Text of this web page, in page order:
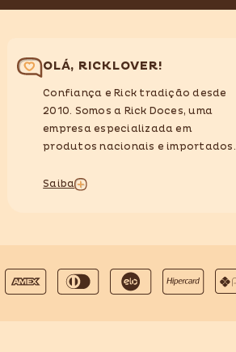
OLÁ, RICKLOVER!
Confiança e Rick tradição desde
2010. Somos a Rick Doces, uma
empresa especializada em
produtos nacionais e importados.
Saiba